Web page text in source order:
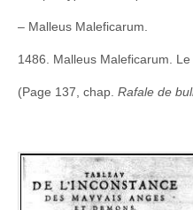
– Malleus Maleficarum.
1486. Malleus Maleficarum.
(Page 137, chap. Rafale de